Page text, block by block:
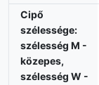
Cipő
szélessége:
szélesség M -
közepes,
szélesség W -